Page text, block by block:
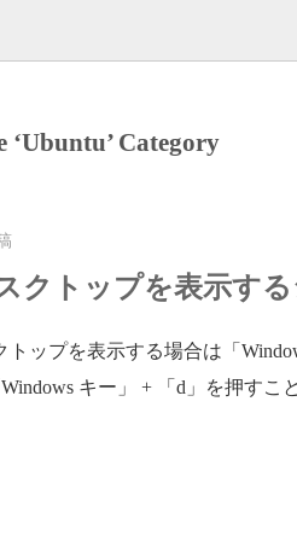
Category
クトップを表示す
トップを表示する場合は「
キー」 + 「d」を押す